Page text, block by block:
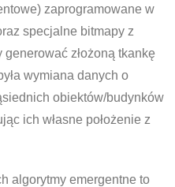
zaprogramowane w
specjalne bitmapy z
złożoną tkankę
wymiana danych o
obiektów/budynków
ich własne położenie z
algorytmy emergentne to